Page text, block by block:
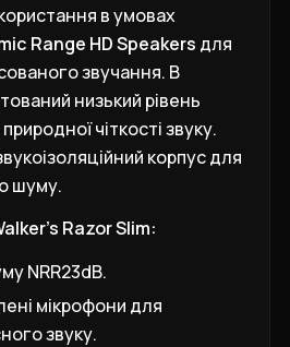
в умовах
Range HD Speakers для
звучання. В
низький рівень
чіткості звуку.
корпус для
шуму.
Razor Slim:
NRR23dB.
мікрофони для
звуку.